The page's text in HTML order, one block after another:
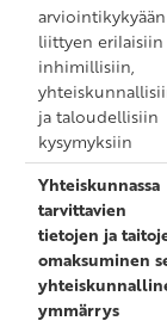
arviointikykyään
liittyen erilaisiin
inhimillisiin,
ja taloudellisiin
kysymyksiin
Yhteiskunnassa
tarvittavien
tietojen ja
omaksuminen
ymmärrys